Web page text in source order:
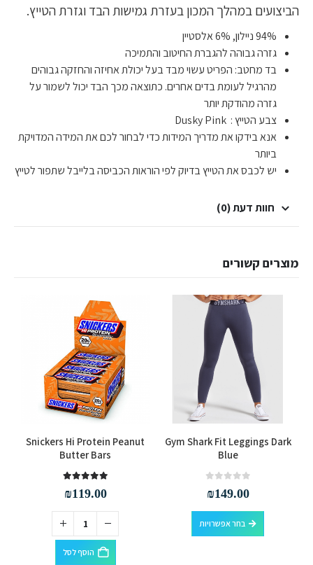
הביצועים במהלך המכון בעזרת גמישות הבד וגזרת הטייץ.
94% ניילון, 6% אלסטיין
גזרה גבוהה להגברת החיטוב והתמיכה
בד מחטב: הפריט עשוי מבד בעל יכולת אחיזה והחזקה גבוהים
מהרגיל לעומת בדים אחרים. כתוצאה מכך הבד יכול לשמור על
גזרה מהודקת יותר
צבע הטייץ : Dusky Pink
אנא בידקו את מדריך המידות כדי לבחור לכם את המידה המדויקת
ביותר
יש לכבס את הטייץ בדיוק לפי הוראות הכביסה בלייבל שתפור לטייץ
חוות דעת (0)
מוצרים קשורים
למוצר זה יש מספר סוגים. ניתן לבחור את האפשרויות בעמוד המוצר
Gym Shark Fit Leggings Dark
Blue
₪149.00
בחר אפשרויות
למוצר זה יש מספר סוגים. ניתן לבחור את האפשרויות בעמוד המוצר
Snickers Hi Protein Peanut
Butter Bars
₪119.00
הוסף לסל